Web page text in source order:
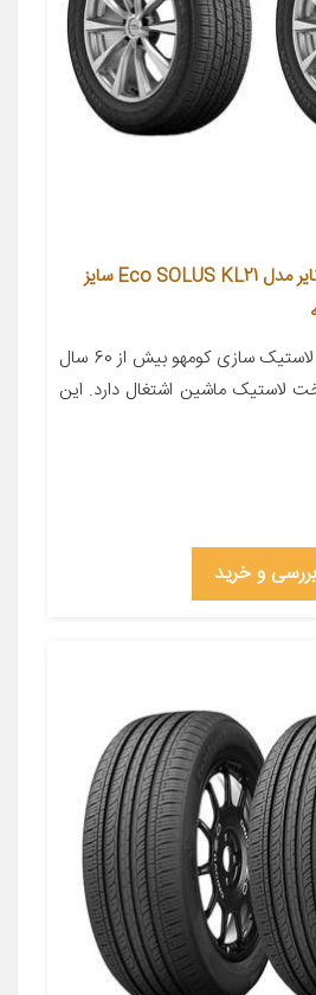
لاستیک خودرو کومهو تایر مدل Eco SOLUS KL21 سایز
معرفی محصول شرکت لاستیک سازی کومهو بیش از 60 سال
لاستیک ماشین اشتغال دارد. این
بررسی و خرید